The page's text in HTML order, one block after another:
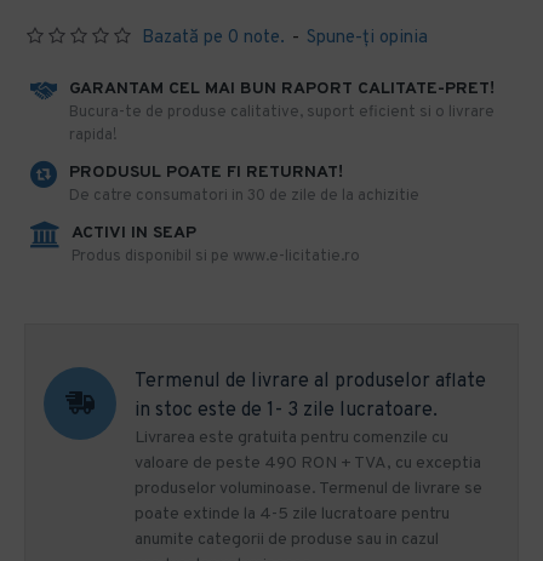
Bazată pe 0 note. - Spune-ţi opinia
GARANTAM CEL MAI BUN RAPORT CALITATE-PRET!
​Bucura-te de produse calitative, suport eficient si o livrare
rapida!
PRODUSUL POATE FI RETURNAT!
De catre consumatori in 30 de zile de la achizitie
ACTIVI IN SEAP
Produs disponibil si pe www.e-licitatie.ro
Termenul de livrare al produselor aflate
in stoc este de 1- 3 zile lucratoare.
Livrarea este gratuita pentru comenzile cu
valoare de peste 490 RON + TVA, cu exceptia
produselor voluminoase. Termenul de livrare se
poate extinde la 4-5 zile lucratoare pentru
anumite categorii de produse sau in cazul